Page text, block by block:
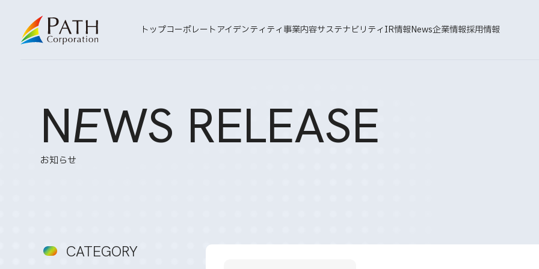
トップコーポレートアイデンティティ事業内容サステナビリティIR情報News企業情報採用情報
NEWS RELEASE
お知らせ
CATEGORY